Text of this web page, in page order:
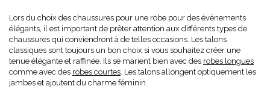
Lors du choix des chaussures pour une robe pour des événements
élégants, il est important de prêter attention aux différents types de
chaussures qui conviendront à de telles occasions. Les talons
classiques sont toujours un bon choix si vous souhaitez créer une
tenue élégante et raffinée. Ils se marient bien avec des robes longues
comme avec des robes courtes . Les talons allongent optiquement les
jambes et ajoutent du charme féminin.